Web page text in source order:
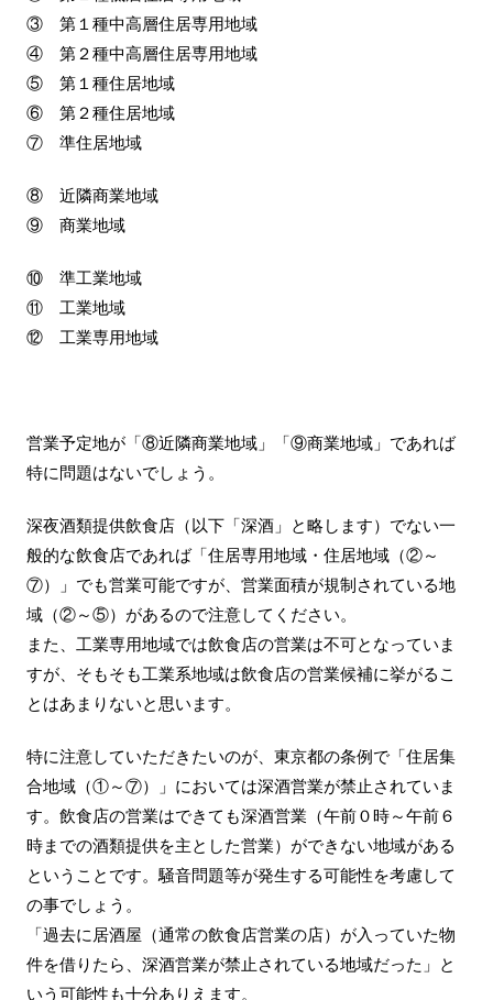
③ 第１種中高層住居専用地域
④ 第２種中高層住居専用地域
⑤ 第１種住居地域
⑥ 第２種住居地域
⑦ 準住居地域
⑧ 近隣商業地域
⑨ 商業地域
⑩ 準工業地域
⑪ 工業地域
⑫ 工業専用地域
営業予定地が「⑧近隣商業地域」「⑨商業地域」であれば
特に問題はないでしょう。
深夜酒類提供飲食店（以下「深酒」と略します）でない一
般的な飲食店であれば「住居専用地域・住居地域（②～
⑦）」でも営業可能ですが、営業面積が規制されている地
域（②～⑤）があるので注意してください。
また、工業専用地域では飲食店の営業は不可となっていま
すが、そもそも工業系地域は飲食店の営業候補に挙がるこ
とはあまりないと思います。
特に注意していただきたいのが、東京都の条例で「住居集
合地域（①～⑦）」においては深酒営業が禁止されていま
す。飲食店の営業はできても深酒営業（午前０時～午前６
時までの酒類提供を主とした営業）ができない地域がある
ということです。騒音問題等が発生する可能性を考慮して
の事でしょう。
「過去に居酒屋（通常の飲食店営業の店）が入っていた物
件を借りたら、深酒営業が禁止されている地域だった」と
いう可能性も十分ありえます。